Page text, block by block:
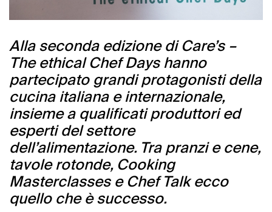
Alla seconda edizione di Care’s –
The ethical Chef Days hanno
partecipato grandi protagonisti della
cucina italiana e internazionale,
insieme a qualificati produttori ed
esperti del settore
dell’alimentazione. Tra pranzi e cene,
tavole rotonde, Cooking
Masterclasses e Chef Talk ecco
quello che è successo.